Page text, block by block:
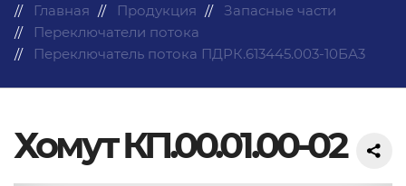
Главная Продукция
Запасные части
Переключатели потока
Переключатель потока ПДРК.613445.003-10БА3
Хомут КП.00.01.00-02